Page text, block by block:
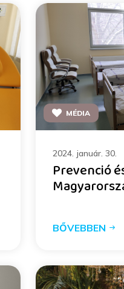
MÉDIA
2024. január. 30.
Prevenció
BŐVEBBEN